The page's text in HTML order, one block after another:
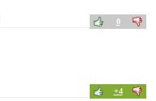
0
+4